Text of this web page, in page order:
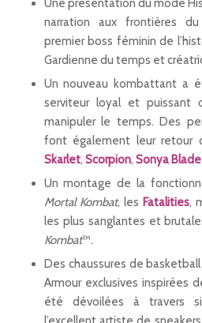
Une présentation du mode
narration aux frontières
premier boss féminin de
Gardienne du temps et
Un nouveau kombattant a
serviteur loyal et puissant
manipuler le temps. Des
font également leur retour
Skarlet, Scorpion, Sonya Blade
Un montage de la
Mortal Kombat, les Fatalities,
les plus sanglantes et
Kombat™.
Des chaussures de
Armour exclusives inspirées
été dévoilées à travers